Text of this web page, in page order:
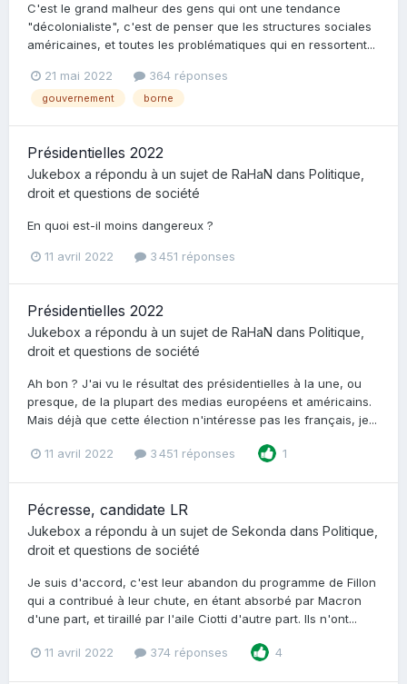
C'est le grand malheur des gens qui ont une tendance
"décolonialiste", c'est de penser que les structures sociales
américaines, et toutes les problématiques qui en ressortent...
21 mai 2022 364 réponses
gouvernement borne
Présidentielles 2022
Jukebox a répondu à un sujet de RaHaN dans Politique,
droit et questions de société
En quoi est-il moins dangereux ?
11 avril 2022 3 451 réponses
Présidentielles 2022
Jukebox a répondu à un sujet de RaHaN dans Politique,
droit et questions de société
Ah bon ? J'ai vu le résultat des présidentielles à la une, ou
presque, de la plupart des medias européens et américains.
Mais déjà que cette élection n'intéresse pas les français, je...
11 avril 2022 3 451 réponses 1
Pécresse, candidate LR
Jukebox a répondu à un sujet de Sekonda dans Politique,
droit et questions de société
Je suis d'accord, c'est leur abandon du programme de Fillon
qui a contribué à leur chute, en étant absorbé par Macron
d'une part, et tiraillé par l'aile Ciotti d'autre part. Ils n'ont...
11 avril 2022 374 réponses 4